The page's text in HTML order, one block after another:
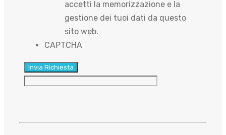
accetti la memorizzazione e la
gestione dei tuoi dati da questo
sito web.
CAPTCHA